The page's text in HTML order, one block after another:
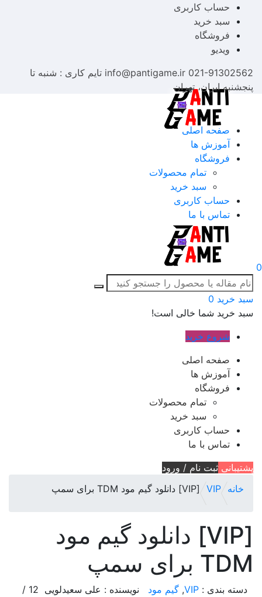
حساب کاربری
سبد خرید
فروشگاه
ویدیو
021-91302562
info@pantigame.ir تایم کاری : شنبه تا
پنجشنبه ایران، تهران
صفحه اصلی
آموزش ها
فروشگاه
تمام محصولات
سبد خرید
حساب کاربری
تماس با ما
0
سبد خرید 0
سبد خرید شما خالی است!
شروع خرید
صفحه اصلی
آموزش ها
فروشگاه
تمام محصولات
سبد خرید
حساب کاربری
تماس با ما
پشتیبانی ثبت نام / ورود
خانه VIP [VIP] دانلود گیم مود TDM برای سمپ
[VIP] دانلود گیم مود
TDM برای سمپ
دسته بندی : VIP
, گیم مود نویسنده : علی سعیدلویی
12 /